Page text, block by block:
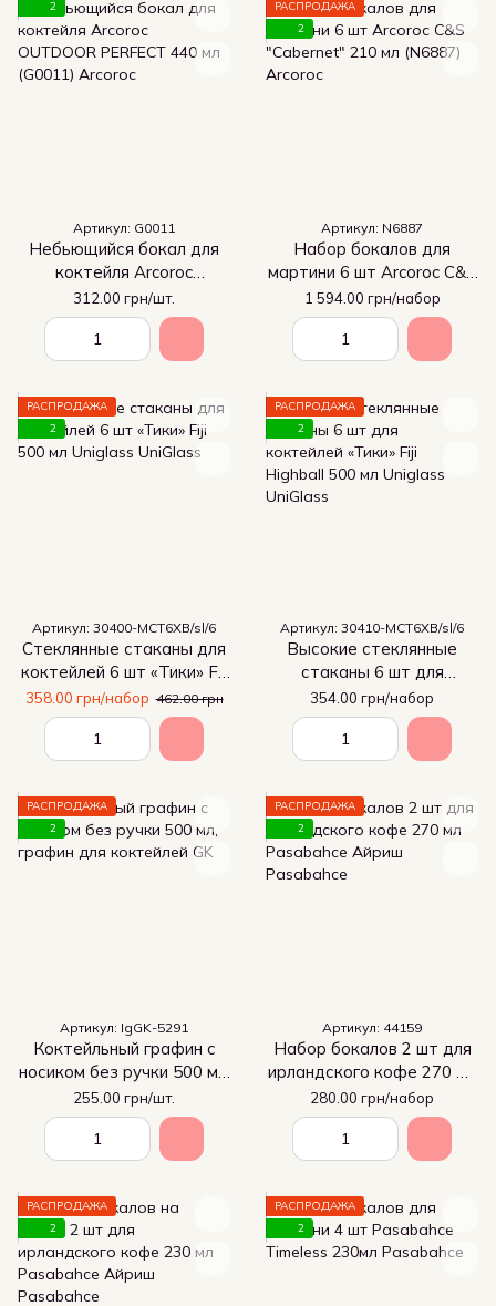
2
Артикул: G0011
Небьющийся бокал для
коктейля Arcoroc
OUTDOOR PERFECT 440
мл (G0011)
312.00 грн/шт.
РАСПРОДАЖА
2
Артикул: N6887
Набор бокалов для
мартини 6 шт Arcoroc C&S
"Cabernet" 210 мл (N6887)
1 594.00 грн/набор
РАСПРОДАЖА
2
Артикул: 30400-МСТ6ХВ/sl/6
Стеклянные стаканы для
коктейлей 6 шт «Тики» Fiji
500 мл Uniglass
358.00 грн/набор 462.00 грн
РАСПРОДАЖА
2
Артикул: 30410-МСТ6ХВ/sl/6
Высокие стеклянные
стаканы 6 шт для
коктейлей «Тики» Fiji
Highball 500 мл Uniglass
354.00 грн/набор
РАСПРОДАЖА
2
Артикул: IgGK-5291
Коктейльный графин с
носиком без ручки 500 мл,
графин для коктейлей
255.00 грн/шт.
РАСПРОДАЖА
2
Артикул: 44159
Набор бокалов 2 шт для
ирландского кофе 270 мл
Pasabahce Айриш
280.00 грн/набор
РАСПРОДАЖА
2
РАСПРОДАЖА
2